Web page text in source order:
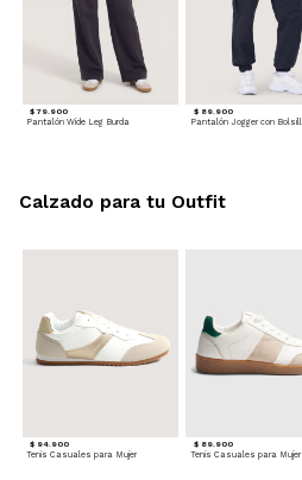
$ 79.900
Pantalón Wide Leg Burda
$ 89.900
$ 94.900
Tenis Casuales para Mujer
$ 89.900
Tenis Casuales para Mujer
Calzado para tu Outfit